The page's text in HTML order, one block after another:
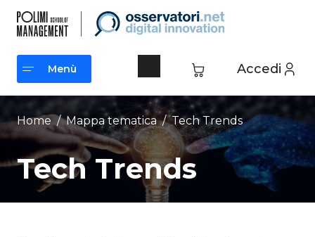
contenuto
Accedi
Menù
Menù
Home / Mappa tematica /Tech Trends
Tech Trends